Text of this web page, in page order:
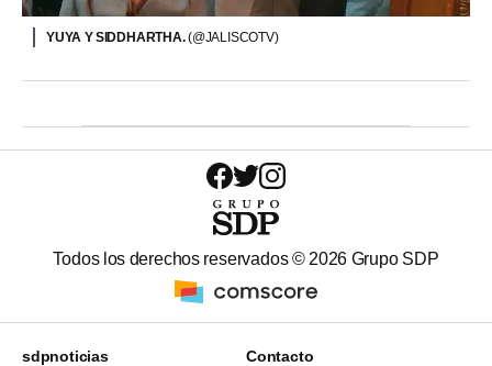
YUYA Y SIDDHARTHA.(@JALISCOTV)
Todos los derechos reservados © 2026 Grupo SDP
sdpnoticias Contacto